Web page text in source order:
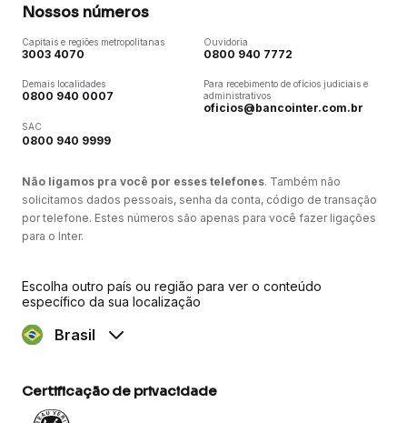
Nossos números
Capitais e regiões metropolitanas
3003 4070
Demais localidades
0800 940 0007
SAC
0800 940 9999
Ouvidoria
0800 940 7772
Para recebimento de ofícios judiciais e
administrativos
oficios@bancointer.com.br
Não ligamos pra você por esses telefones. Também não
solicitamos dados pessoais, senha da conta, código de transação
por telefone. Estes números são apenas para você fazer ligações
para o Inter.
Escolha outro país ou região para ver o conteúdo
específico da sua localização
Brasil
Certificação de privacidade